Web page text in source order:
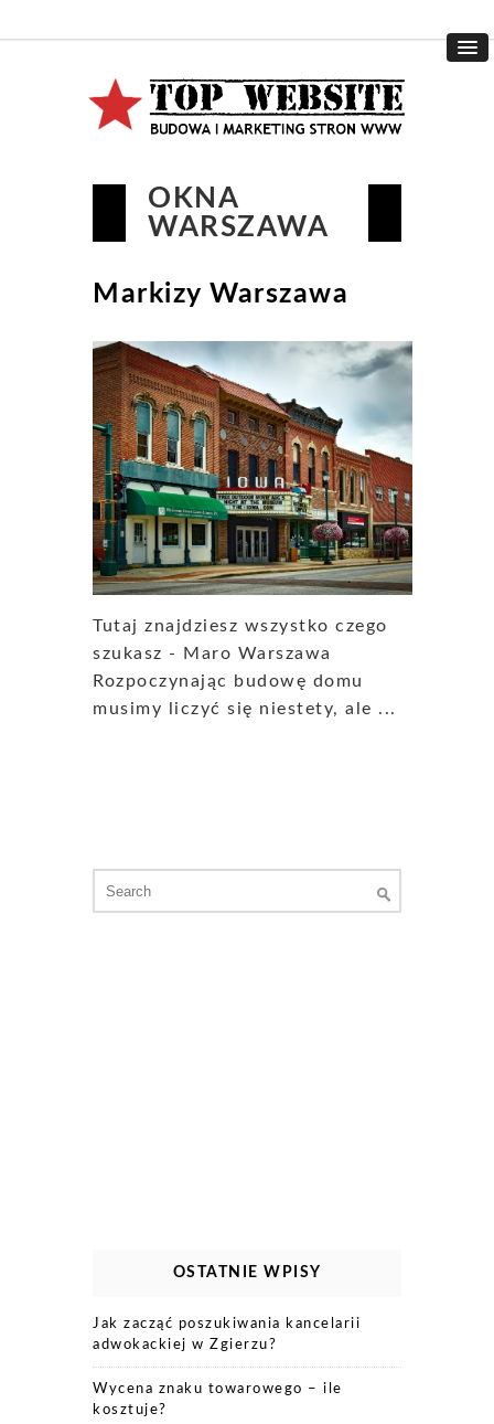
OKNA
WARSZAWA
Markizy Warszawa
Tutaj znajdziesz wszystko czego
szukasz - Maro Warszawa
Rozpoczynając budowę domu
musimy liczyć się niestety, ale ...
for:
OSTATNIE WPISY
Jak zacząć poszukiwania kancelarii
adwokackiej w Zgierzu?
Wycena znaku towarowego – ile
kosztuje?